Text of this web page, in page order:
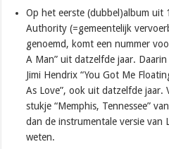
Op het eerste (dubbel)album uit
Authority (=gemeentelijk
genoemd, komt een nummer
A Man” uit datzelfde jaar.
Jimi Hendrix “You Got Me
As Love”, ook uit datzelfde jaar.
stukje “Memphis, Tennessee”
dan de instrumentale versie van
weten.